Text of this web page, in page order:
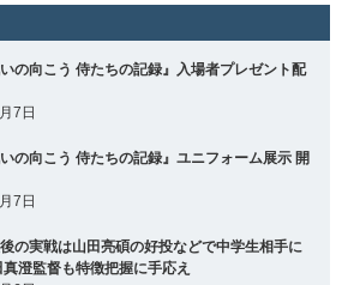
の向こう 侍たちの記録』入場者プレゼント配
7日
の向こう 侍たちの記録』ユニフォーム展示 開
7日
の実戦は山田亮碩の好投などで中学生相手に
澄監督も特徴把握に手応え